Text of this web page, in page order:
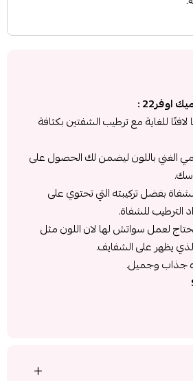
:
للغاية مع ترطيب الشفتين بكثافة
الغني باللون ليضمن لك الحصول على
بفضل تركيبته التي تحتوي على
الترطيب للشفاة.
لعمل سواتش لها لان اللون مثل
يظهر على الشفايف.
جذاب وجميل.